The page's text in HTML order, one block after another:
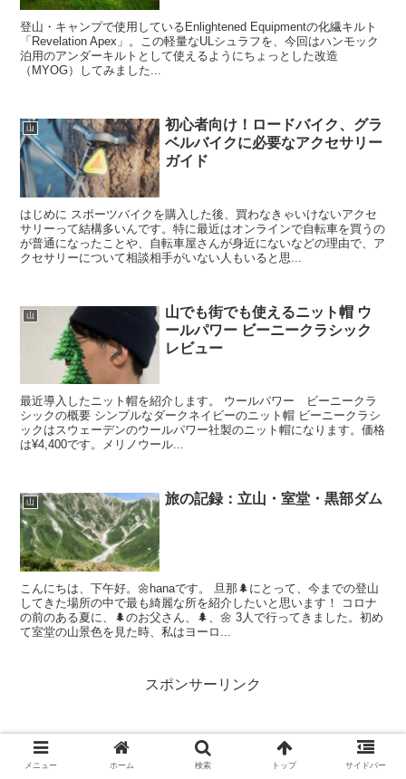
登山・キャンプで使用しているEnlightened Equipmentの化繊キルト
「Revelation Apex」。この軽量なULシュラフを、今回はハンモック
泊用のアンダーキルトとして使えるようにちょっとした改造
（MYOG）してみました...
山
初心者向け！ロードバイク、グラ
ベルバイクに必要なアクセサリー
ガイド
はじめに スポーツバイクを購入した後、買わなきゃいけないアクセ
サリーって結構多いんです。特に最近はオンラインで自転車を買うの
が普通になったことや、自転車屋さんが身近にないなどの理由で、ア
クセサリーについて相談相手がいない人もいると思...
山
山でも街でも使えるニット帽 ウ
ールパワー ビーニークラシック
レビュー
最近導入したニット帽を紹介します。 ウールパワー ビーニークラ
シックの概要 シンプルなダークネイビーのニット帽 ビーニークラシ
ックはスウェーデンのウールパワー社製のニット帽になります。価格
は¥4,400です。メリノウール...
山 旅の記録：立山・室堂・黒部ダム
こんにちは、下午好。🌼hanaです。 旦那🌲にとって、今までの登山
してきた場所の中で最も綺麗な所を紹介したいと思います！ コロナ
の前のある夏に、🌲のお父さん、🌲、🌼 3人で行ってきました。初め
て室堂の山景色を見た時、私はヨーロ...
スポンサーリンク
メニュー ホーム 検索 トップ サイドバー